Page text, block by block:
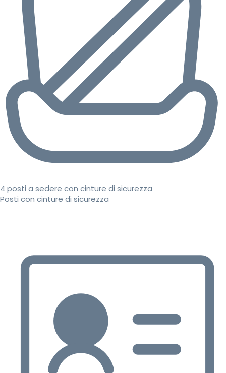
4 posti a sedere con cinture di sicurezza
Posti con cinture di sicurezza